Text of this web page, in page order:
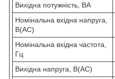
Вихідна потужність, ВА
Номінальна вхідна напруга,
В(АС)
Номінальна вхідна частота,
Гц
Вихідна напруга, В(АС)